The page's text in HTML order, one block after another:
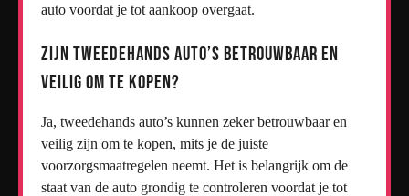
auto voordat je tot aankoop overgaat.
Zijn tweedehands auto’s betrouwbaar en
veilig om te kopen?
Ja, tweedehands auto’s kunnen zeker betrouwbaar en
veilig zijn om te kopen, mits je de juiste
voorzorgsmaatregelen neemt. Het is belangrijk om de
staat van de auto grondig te controleren voordat je tot